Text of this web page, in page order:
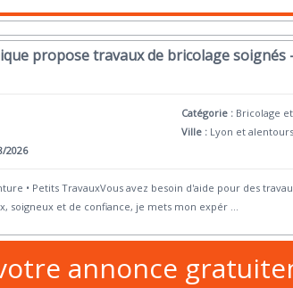
propose travaux de bricolage soignés
2026
Catégorie : Bricolage
Ville : Lyon et alentours
• Petits TravauxVous avez besoin d'aide pour des
soigneux et de confiance, je mets mon expér ...
annonce